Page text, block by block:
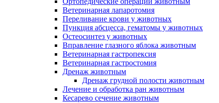
Ветеринарная лапаротомия
Переливание крови у животных
Пункция абсцесса, гематомы у животных
Остеосинтез у животных
Вправление глазного яблока животным
Ветеринарная гастропексия
Ветеринарная гастростомия
Дренаж животным
Дренаж грудной полости животным
Лечение и обработка ран животным
Кесарево сечение животным